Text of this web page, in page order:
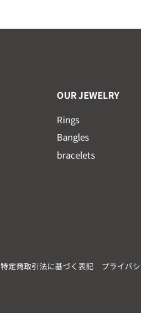
OUR JEWELRY
Rings
Bangles
bracelets
特定商取引法に基づく表記 プライバ